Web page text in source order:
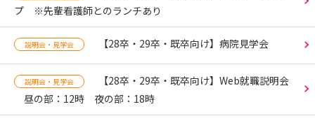
プ ※先輩看護師とのランチあり
説明会・見学会 【28卒・29卒・既卒向け】病院見学会
説明会・見学会
【28卒・29卒・既卒向け】Web就職説明会
昼の部：12時 夜の部：18時